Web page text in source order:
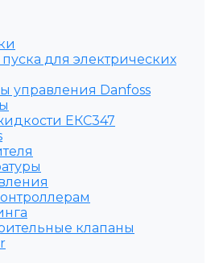
для электрических
управления Danfoss
ЕКС347
клапаны